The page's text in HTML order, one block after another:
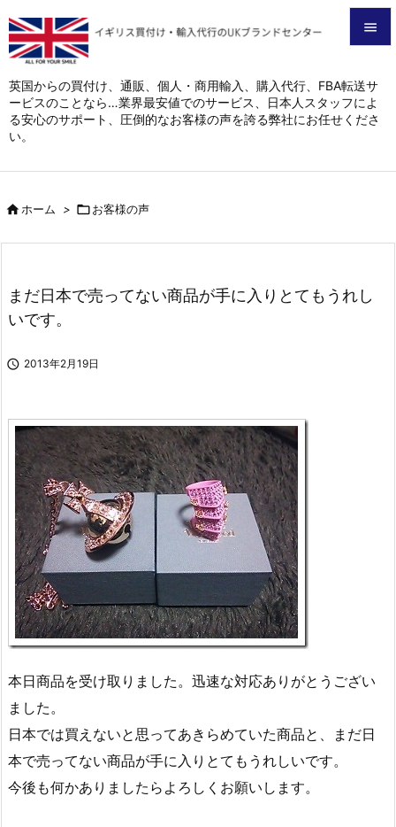
英国からの買付け、通販、個人・商用輸入、購入代行、FBA転送サ
ービスのことなら…業界最安値でのサービス、日本人スタッフによ
る安心のサポート、圧倒的なお客様の声を誇る弊社にお任せくださ
い。

メニュ

サイド
前へ

ホーム > お客様の声
まだ日本で売ってない商品が手に入りとてもうれし
いです。
 2013年2月19日
本日商品を受け取りました。迅速な対応ありがとうござい
ました。
日本では買えないと思ってあきらめていた商品と、まだ日
本で売ってない商品が手に入りとてもうれしいです。
今後も何かありましたらよろしくお願いします。